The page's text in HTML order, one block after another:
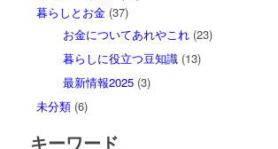
暮らしとお金(37)
お金についてあれやこれ(23)
暮らしに役立つ豆知識(13)
最新情報2025(3)
未分類(6)
キーワード